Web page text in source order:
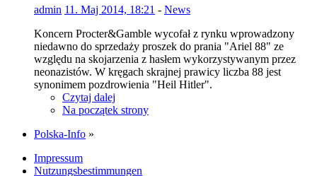
admin 11. Maj 2014, 18:21 - News
Koncern Procter&Gamble wycofał z rynku wprowadzony
niedawno do sprzedaży proszek do prania "Ariel 88" ze
względu na skojarzenia z hasłem wykorzystywanym przez
neonazistów. W kręgach skrajnej prawicy liczba 88 jest
synonimem pozdrowienia "Heil Hitler".
Czytaj dalej
Na początek strony
Polska-Info »
Impressum
Nutzungsbestimmungen